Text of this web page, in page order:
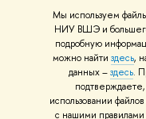
Мы используем
НИУ ВШЭ и большего
подробную
можно найти здесь,
данных –здесь.
использовании
с нашими правилами
Людям с ограниченными
Единая платежная страница
Работа в Вышке
© НИУ ВШЭ 1993–2026
материалов Политика